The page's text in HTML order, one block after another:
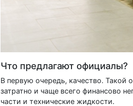
Что предлагают официалы?
В первую очередь, качество. Такой
затратно и чаще всего финансово
части и технические жидкости.